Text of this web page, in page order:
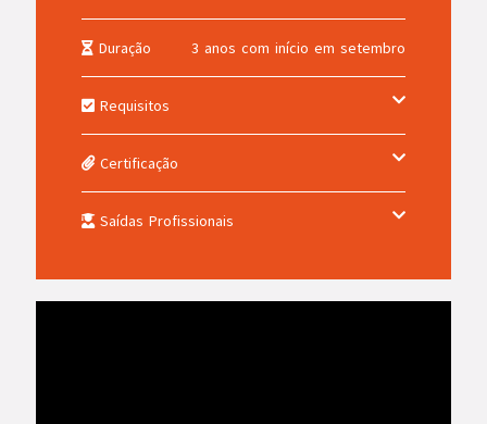
Duração 3 anos com início em setembro
Requisitos
Certificação
Saídas Profissionais